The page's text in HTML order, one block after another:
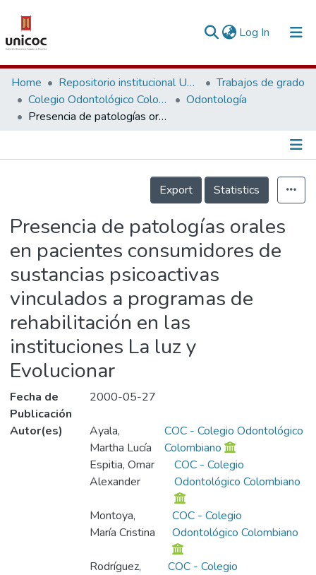
Log In (current)
Communities & Collections
Research Outputs
People
Home Repositorio institucional Unicoc, RI-unicoc
Trabajos de grado
Colegio Odontológico Colombiano
Odontología
Presencia de patologías orales en pacientes consumidores de sustancias psicoactivas vinculados a programas de rehabilitación en las instituciones La luz y Evolucionar
Información de la Publicación
Export
Statistics
Presencia de patologías orales
en pacientes consumidores de
sustancias psicoactivas
vinculados a programas de
rehabilitación en las
instituciones La luz y
Evolucionar
Fecha de
Publicación
2000-05-27
Autor(es)
Ayala,
Martha Lucía
COC - Colegio Odontológico
Colombiano
Espitia, Omar
Alexander
COC - Colegio
Odontológico Colombiano
Montoya,
María Cristina
COC - Colegio
Odontológico Colombiano
Rodríguez,
COC - Colegio